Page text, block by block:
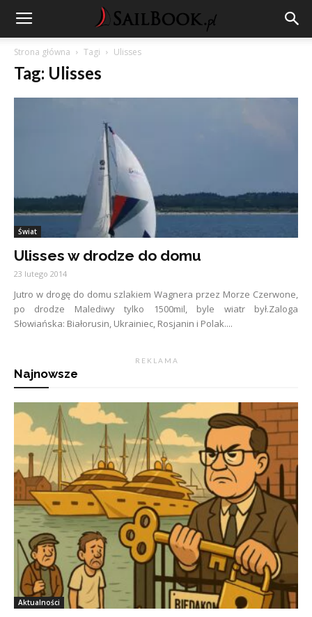
Strona główna Tagi Ulisses
Tag: Ulisses
Świat
Ulisses w drodze do domu
23 lutego 2014
Jutro w drogę do domu szlakiem Wagnera przez Morze Czerwone,
po drodze Malediwy tylko 1500mil, byle wiatr był.Zaloga
Słowiańska: Białorusin, Ukrainiec, Rosjanin i Polak....
R E K L A M A
Najnowsze
Aktualności